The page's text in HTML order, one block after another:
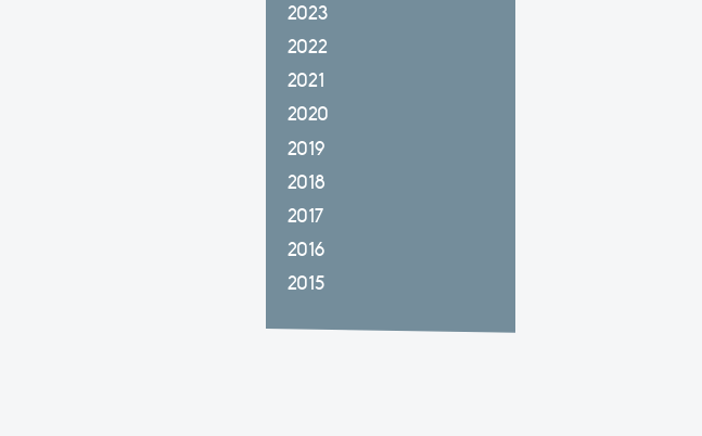
2023
2022
2021
2020
2019
2018
2017
2016
2015